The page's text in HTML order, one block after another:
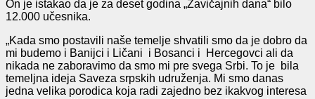
On je istakao da je za deset godina „Zavičajnih dana“ bilo
12.000 učesnika.
„Kada smo postavili naše temelje shvatili smo da je dobro da
mi budemo i Banijci i Ličani i Bosanci i Hercegovci ali da
nikada ne zaboravimo da smo mi pre svega Srbi. To je bila
temeljna ideja Saveza srpskih udruženja. Mi smo danas
jedna velika porodica koja radi zajedno bez ikakvog interesa